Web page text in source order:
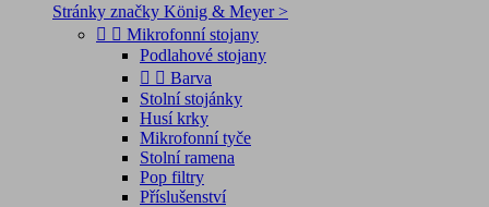
Stránky značky König & Meyer >
  Mikrofonní stojany
Podlahové stojany
  Barva
Stolní stojánky
Husí krky
Mikrofonní tyče
Stolní ramena
Pop filtry
Příslušenství